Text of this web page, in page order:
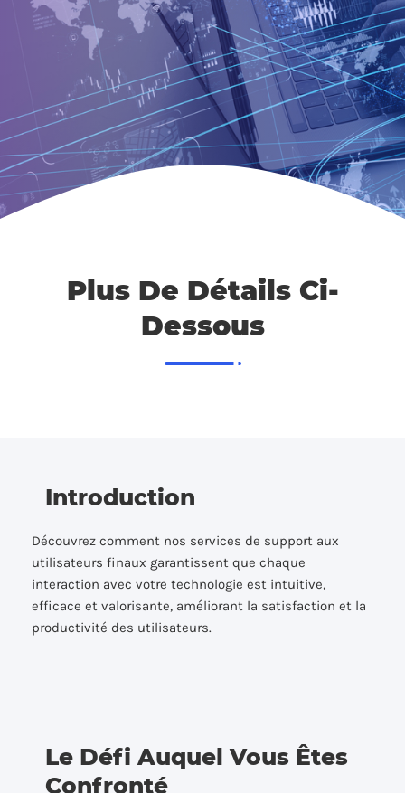
Plus De Détails Ci-
Dessous
Introduction
Découvrez comment nos services de support aux
utilisateurs finaux garantissent que chaque
interaction avec votre technologie est intuitive,
efficace et valorisante, améliorant la satisfaction et la
productivité des utilisateurs.
Le Défi Auquel Vous Êtes
Confronté